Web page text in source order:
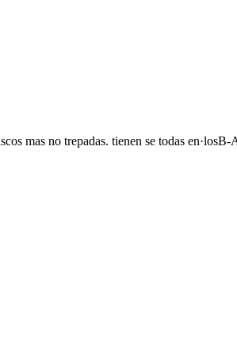
mas no trepadas. tienen se todas en·losB-